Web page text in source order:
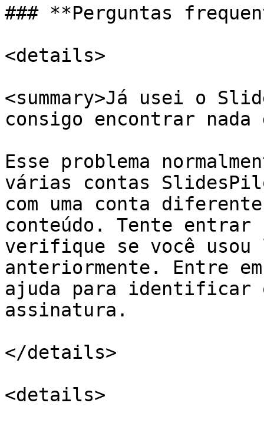
### **Perguntas
<details>
<summary>Já usei o
consigo encontrar nada
Esse problema
várias contas
com uma conta
conteúdo. Tente entrar
verifique se você usou
anteriormente. Entre
ajuda para identificar
assinatura.
</details>
<details>